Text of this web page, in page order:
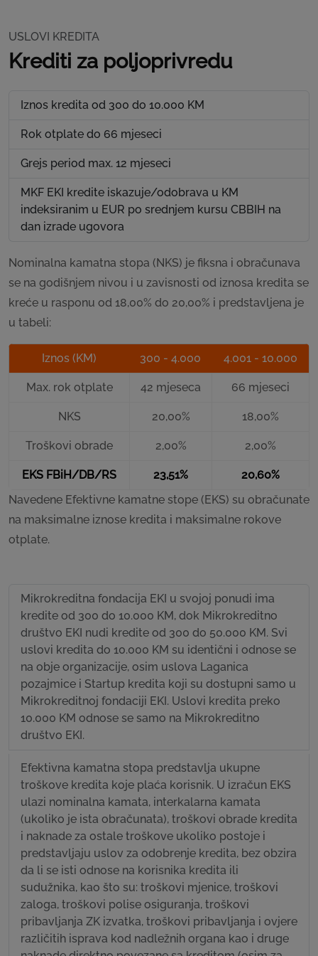
USLOVI KREDITA
Krediti za poljoprivredu
Iznos kredita od 300 do 10.000 KM
Rok otplate do 66 mjeseci
Grejs period max. 12 mjeseci
MKF EKI kredite iskazuje/odobrava u KM
indeksiranim u EUR po srednjem kursu CBBIH na
dan izrade ugovora
Nominalna kamatna stopa (NKS) je fiksna i obračunava
se na godišnjem nivou i u zavisnosti od iznosa kredita se
kreće u rasponu od 18,00% do 20,00% i predstavljena je
u tabeli:
Iznos (KM) 300 - 4.000 4.001 - 10.000
Max. rok otplate 42 mjeseca 66 mjeseci
NKS 20,00% 18,00%
Troškovi obrade 2,00% 2,00%
EKS FBiH/DB/RS 23,51%
20,60%
Navedene Efektivne kamatne stope (EKS) su obračunate
na maksimalne iznose kredita i maksimalne rokove
otplate.
Mikrokreditna fondacija EKI u svojoj ponudi ima
kredite od 300 do 10.000 KM, dok Mikrokreditno
društvo EKI nudi kredite od 300 do 50.000 KM. Svi
uslovi kredita do 10.000 KM su identični i odnose se
na obje organizacije, osim uslova Laganica
pozajmice i Startup kredita koji su dostupni samo u
Mikrokreditnoj fondaciji EKI. Uslovi kredita preko
10.000 KM odnose se samo na Mikrokreditno
društvo EKI.
Efektivna kamatna stopa predstavlja ukupne
troškove kredita koje plaća korisnik. U izračun EKS
ulazi nominalna kamata, interkalarna kamata
(ukoliko je ista obračunata), troškovi obrade kredita
i naknade za ostale troškove ukoliko postoje i
predstavljaju uslov za odobrenje kredita, bez obzira
da li se isti odnose na korisnika kredita ili
sudužnika, kao što su: troškovi mjenice, troškovi
zaloga, troškovi polise osiguranja, troškovi
pribavljanja ZK izvatka, troškovi pribavljanja i ovjere
različitih isprava kod nadležnih organa kao i druge